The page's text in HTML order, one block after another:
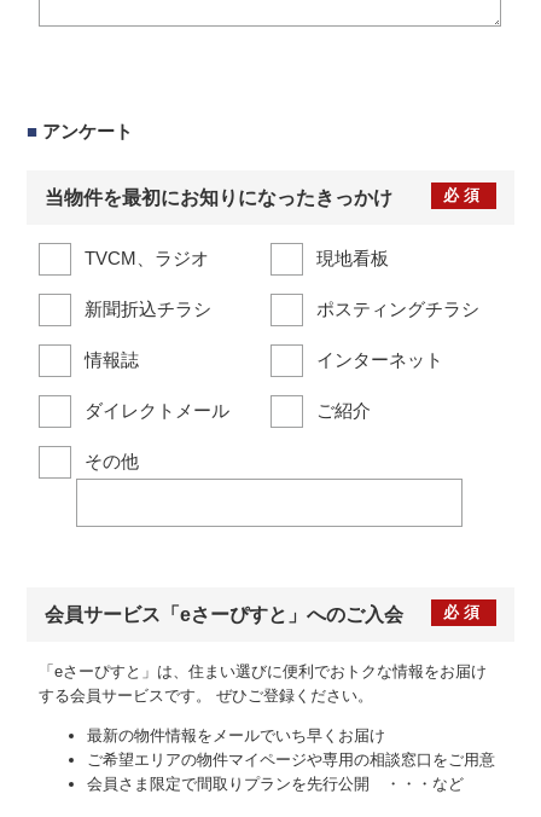
■ アンケート
当物件を最初にお知りになったきっかけ 必須
TVCM、ラジオ 現地看板
新聞折込チラシ ポスティングチラシ
情報誌 インターネット
ダイレクトメール ご紹介
その他
会員サービス 「eさーぴすと」へのご入会 必須
「eさーぴすと」は、住まい選びに便利でおトクな情報をお届け
する会員サービスです。
ぜひご登録ください。
最新の物件情報をメールでいち早くお届け
ご希望エリアの物件マイページや専用の相談窓口をご用意
会員さま限定で間取りプランを先行公開 ・・・など